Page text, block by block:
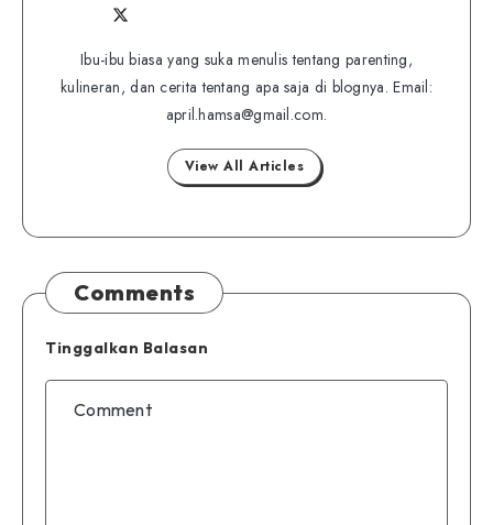
on
me
on
Facebook
Ibu-ibu biasa yang suka menulis tentang parenting,
kulineran, dan cerita tentang apa saja di blognya. Email:
april.hamsa@gmail.com.
View All Articles
Comments
Tinggalkan Balasan